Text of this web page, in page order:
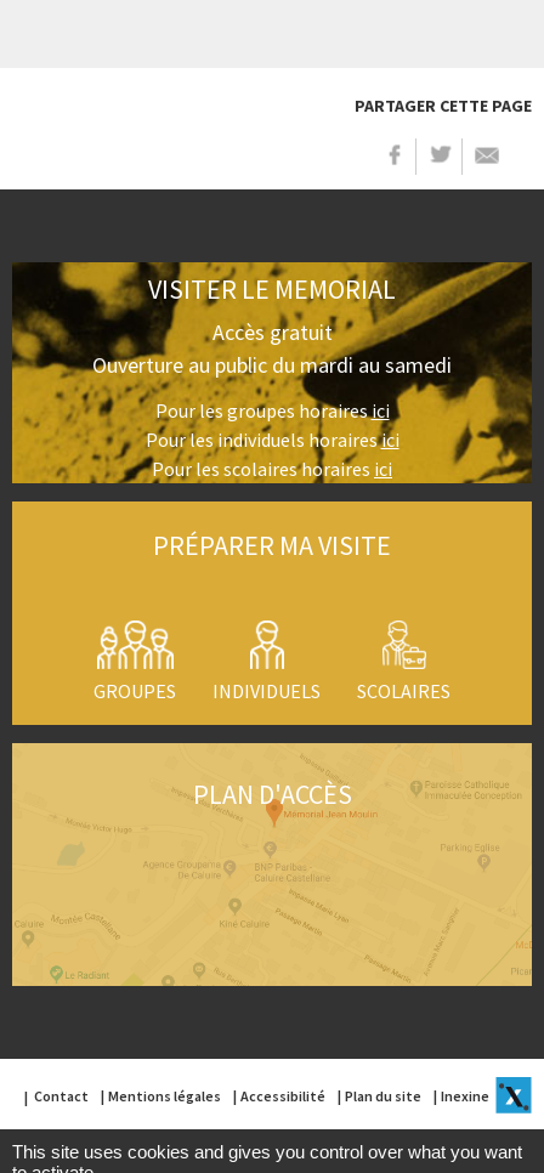
PARTAGER CETTE PAGE
VISITER LE MEMORIAL
Accès gratuit
Ouverture au public du mardi au samedi
Pour les groupes horairesici
Pour les individuels horairesici
Pour les scolaires horaires ici
PRÉPARER MA VISITE
GROUPES INDIVIDUELS SCOLAIRES
PLAN D'ACCÈS
Contact Mentions légales Accessibilité Plan du site Inexine
This site uses cookies and gives you control over what you want